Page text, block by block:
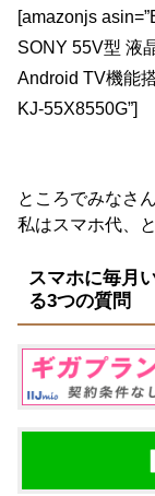
[amazonjs
SONY 55V型 液
Android TV機能
KJ-55X8550G”]
ところでみなさ
私はスマホ代、
スマホに毎月
る3つの質問